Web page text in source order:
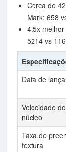
Cerca de
Mark: 658
4.5x
5214 vs
Data de
Velocidade
núcleo
Taxa de
textura